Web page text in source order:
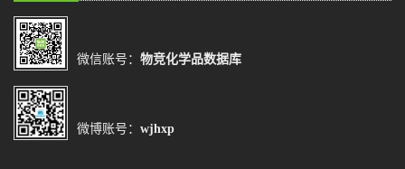
微信账号： 物竞化学品数据库
微博账号： wjhxp